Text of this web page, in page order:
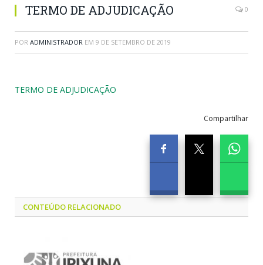
TERMO DE ADJUDICAÇÃO 0
POR ADMINISTRADOR EM 9 DE SETEMBRO DE 2019
TERMO DE ADJUDICAÇÃO
Compartilhar
CONTEÚDO RELACIONADO